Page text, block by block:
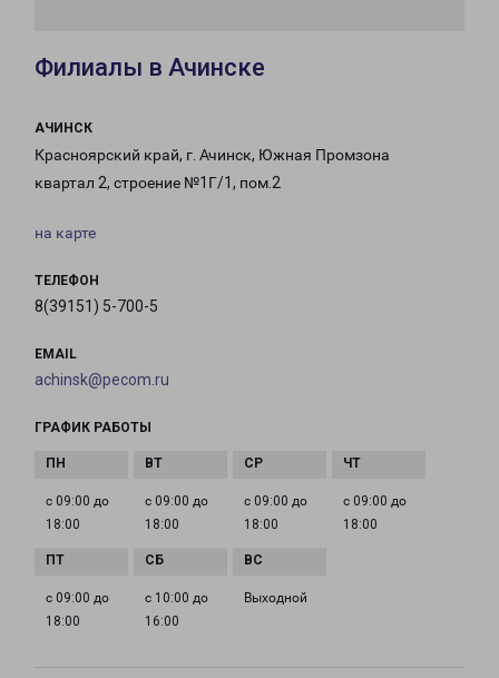
Филиалы в Ачинске
АЧИНСК
Красноярский край, г. Ачинск, Южная Промзона
квартал 2, строение №1Г/1, пом.2
на карте
ТЕЛЕФОН
8(39151) 5-700-5
EMAIL
achinsk@pecom.ru
ГРАФИК РАБОТЫ
с 09:00 до
18:00
с 09:00 до
18:00
с 09:00 до
18:00
с 09:00 до
18:00
с 09:00 до
18:00
с 10:00 до
16:00
Выходной